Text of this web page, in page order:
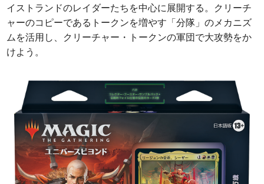
イストランドのレイダーたちを中心に展開する。クリーチ
ャーのコピーであるトークンを増やす「分隊」のメカニズ
ムを活用し、クリーチャー・トークンの軍団で大攻勢をか
けよう。